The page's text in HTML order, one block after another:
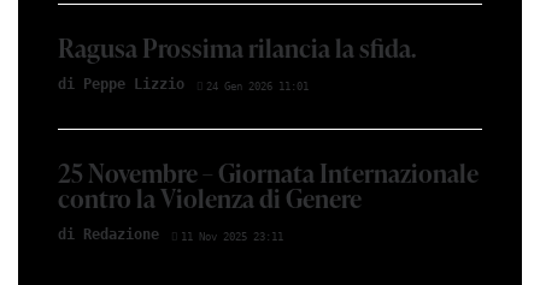
Ragusa Prossima rilancia la sfida.
di Peppe Li­z­zio 24 Gen 2026 11:01
25 Novembre – Giornata Internazionale
contro la Violenza di Genere
di Red­azio­ne 11 Nov 2025 23:11